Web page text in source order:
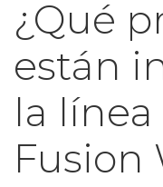
¿Qué
están
la línea
Fusion